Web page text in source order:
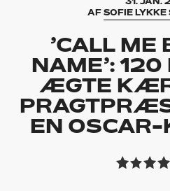
AFSOFIE LYKKE
’CALL ME
NAME’: 120
ÆGTE
EN